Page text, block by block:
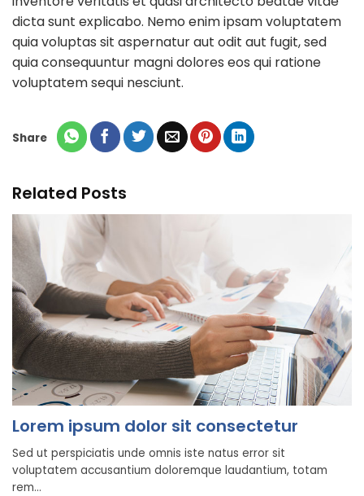
dicta sunt explicabo. Nemo enim ipsam voluptatem
quia voluptas sit aspernatur aut odit aut fugit, sed
quia consequuntur magni dolores eos qui ratione
voluptatem sequi nesciunt.
Share
Related Posts
Lorem ipsum dolor sit consectetur
Sed ut perspiciatis unde omnis iste natus error sit
voluptatem accusantium doloremque laudantium, totam
rem...